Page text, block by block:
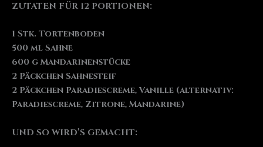
ZUTATEN FÜR 12 PORTIONEN:
1 Stk. Tortenboden
500 ml Sahne
600 g Mandarinenstücke
2 Päckchen Sahnesteif
2 Päckchen Paradiescreme, Vanille (alternativ:
Paradiescreme, Zitrone, Mandarine)
UND SO WIRD’S GEMACHT: